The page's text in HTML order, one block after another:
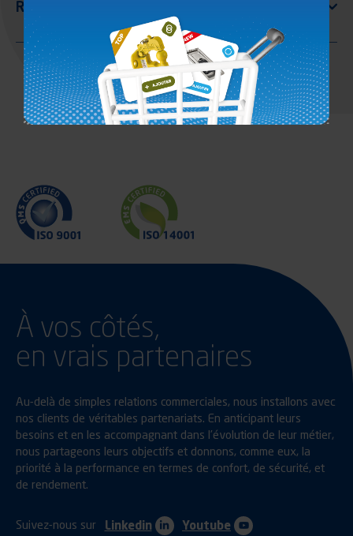
À vos côtés,
en vrais partenaires
Au-delà de simples relations commerciales, nous installons avec
nos clients de véritables partenariats. En anticipant leurs
besoins et en les accompagnant dans l’évolution de leur métier,
nous partageons leurs objectifs et donnons, comme eux, la
priorité à la performance en termes de confort, de sécurité, et
de rendement.
Suivez-nous sur Linkedin Youtube